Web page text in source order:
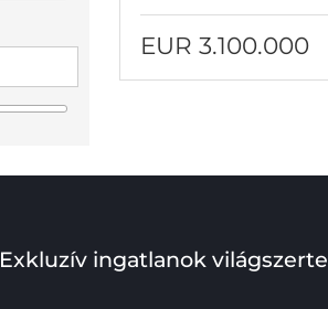
EUR 3.100.000
Exkluzív ingatlanok világszerte